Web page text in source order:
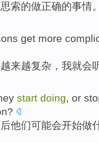
索的做正确的事情
get more
越来越复杂 ， 我就会
start doing, or
?
他们可能会开始做